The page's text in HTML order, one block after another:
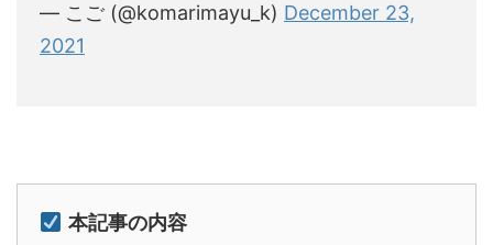
— こご (@komarimayu_k) December 23,
2021
本記事の内容